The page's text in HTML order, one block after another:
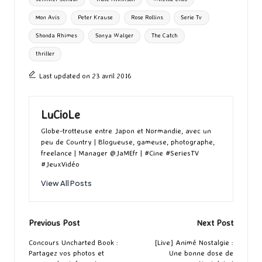
Mon Avis Peter Krause Rose Rollins Serie Tv
Shonda Rhimes Sonya Walger The Catch
thriller
Last updated on 23 avril 2016
LuCioLe
Globe-trotteuse entre Japon et Normandie, avec un
peu de Country | Blogueuse, gameuse, photographe,
freelance | Manager @JaMEfr | #Cine #SeriesTV
#JeuxVidéo
View All Posts
Post
navigation
Previous Post
Concours Uncharted Book :
Partagez vos photos et
Next Post
[Live] Animé Nostalgie :
Une bonne dose de